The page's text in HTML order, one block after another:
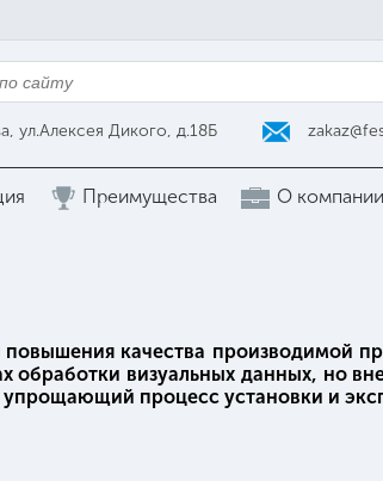
ул.Алексея Дикого, д.18Б
Преимущества О компании
качества производимой
обработки визуальных данных, но
упрощающий процесс установки и